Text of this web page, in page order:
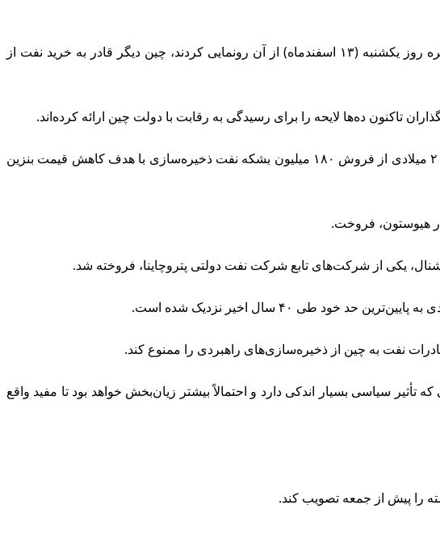
، به‌دنبال اقدامی در قانون بودجه ایالات متحده آمریکا که رهبران کنگره روز یکشنبه (۱۳ اسفندماه) از آن رونمایی کردند، چین دیگر قادر به خرید نفت از
تاکنون ده‌ها لایحه را برای رسیدگی به رقابت با دولت چین ارائه کرده‌اند.
موضوع فروش ذخیره‌سازی‌های نفت خام آمریکا به چین پس از آن داغ شد که جو بایدن، رئیس‌جمهوری دموکرات، سال ۲۰۲۲ میلادی از فروش ۱۸۰ میلیون بشکه نفت ذخیره‌سازی‌ با هدف کاهش قیمت بنزین
هیوستون، فروخت.
سیاسی بسیار اندکی دارد و احتمالاً بیشتر زیان‌بخش خواهد بود تا مفید واقع
را پیش از جمعه تصویب کند.